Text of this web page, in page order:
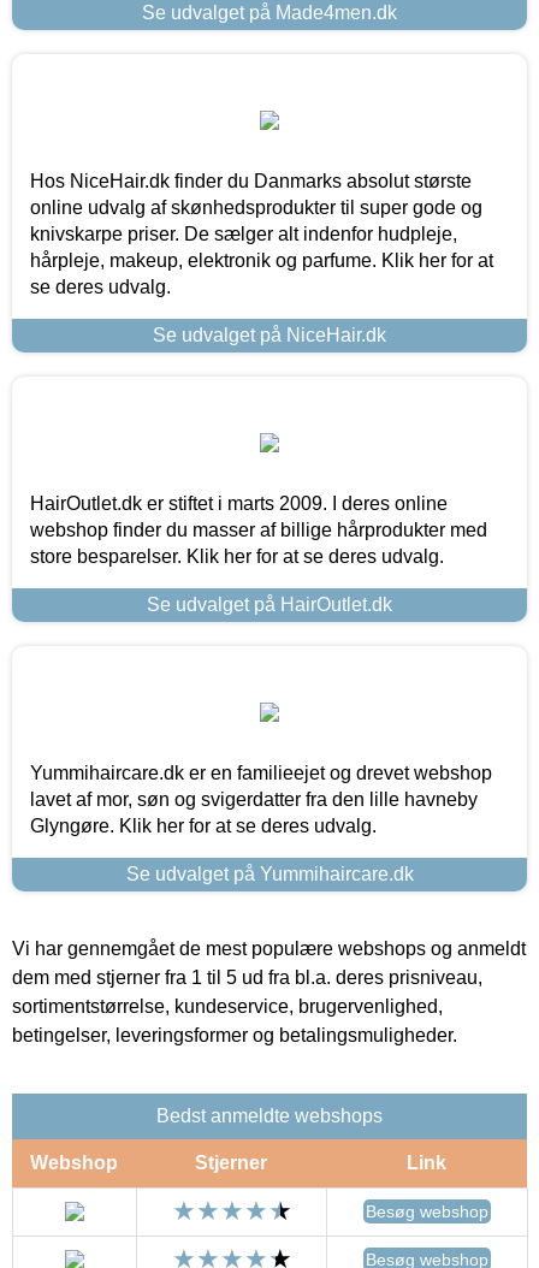
Se udvalget på Made4men.dk
Hos NiceHair.dk finder du Danmarks absolut største
online udvalg af skønhedsprodukter til super gode og
knivskarpe priser. De sælger alt indenfor hudpleje,
hårpleje, makeup, elektronik og parfume. Klik her for at
se deres udvalg.
Se udvalget på NiceHair.dk
HairOutlet.dk er stiftet i marts 2009. I deres online
webshop finder du masser af billige hårprodukter med
store besparelser. Klik her for at se deres udvalg.
Se udvalget på HairOutlet.dk
Yummihaircare.dk er en familieejet og drevet webshop
lavet af mor, søn og svigerdatter fra den lille havneby
Glyngøre. Klik her for at se deres udvalg.
Se udvalget på Yummihaircare.dk
Vi har gennemgået de mest populære webshops og anmeldt
dem med stjerner fra 1 til 5 ud fra bl.a. deres prisniveau,
sortimentstørrelse, kundeservice, brugervenlighed,
betingelser, leveringsformer og betalingsmuligheder.
Bedst anmeldte webshops
Webshop Stjerner Link
Besøg webshop
Besøg webshop